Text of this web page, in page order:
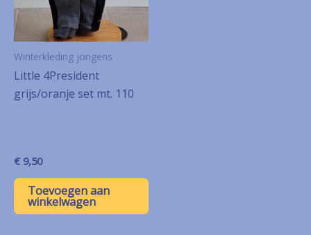
Winterkleding jongens
Little 4President
grijs/oranje set mt. 110
€ 9,50
Toevoegen aan
winkelwagen